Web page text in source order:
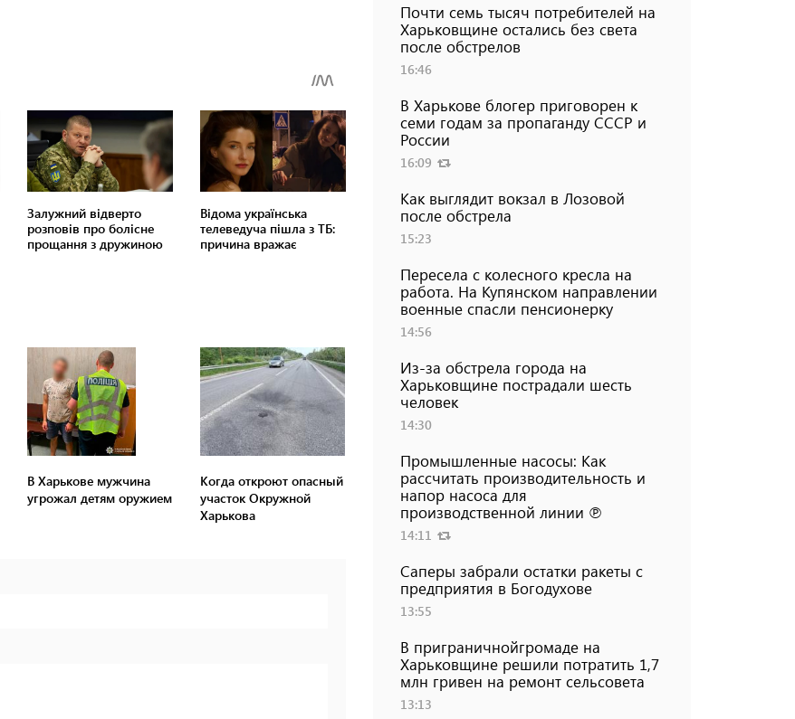
В Харькове мужчина
угрожал детям оружием
Когда откроют опасный
участок Окружной
Харькова
Почти семь тысяч потребителей на
Харьковщине остались без света
после обстрелов
16:46
В Харькове блогер приговорен к
семи годам за пропаганду СССР и
России
16:09
Как выглядит вокзал в Лозовой
после обстрела
15:23
Пересела с колесного кресла на
работа. На Купянском направлении
военные спасли пенсионерку
14:56
Из-за обстрела города на
Харьковщине пострадали шесть
человек
14:30
Промышленные насосы: Как
рассчитать производительность и
напор насоса для
производственной линии ℗
14:11
Саперы забрали остатки ракеты с
предприятия в Богодухове
13:55
В приграничнойгромаде на
Харьковщине решили потратить 1,7
млн ​​гривен на ремонт сельсовета
13:13